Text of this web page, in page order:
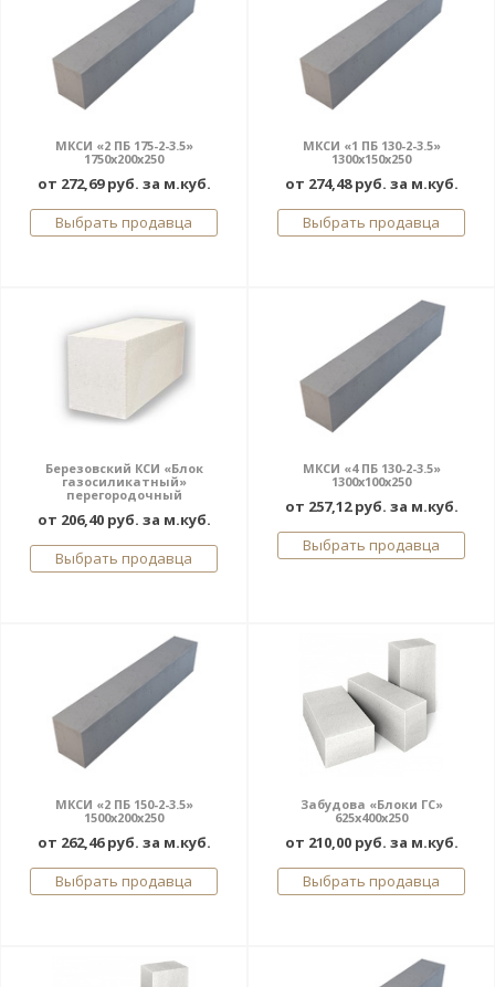
МКСИ «2 ПБ 175-2-3.5»
1750х200х250
от 272,69 руб. за м.куб.
Выбрать продавца
МКСИ «1 ПБ 130-2-3.5»
1300х150х250
от 274,48 руб. за м.куб.
Выбрать продавца
Березовский КСИ «Блок
газосиликатный»
перегородочный
от 206,40 руб. за м.куб.
Выбрать продавца
МКСИ «4 ПБ 130-2-3.5»
1300х100х250
от 257,12 руб. за м.куб.
Выбрать продавца
МКСИ «2 ПБ 150-2-3.5»
1500х200х250
от 262,46 руб. за м.куб.
Выбрать продавца
Забудова «Блоки ГС»
625x400x250
от 210,00 руб. за м.куб.
Выбрать продавца